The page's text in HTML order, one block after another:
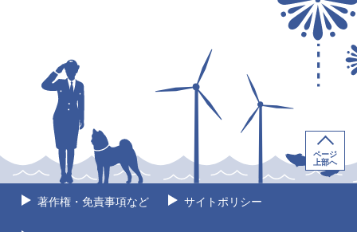
著作権・免責事項など サイトポリシー
ページ
上部へ